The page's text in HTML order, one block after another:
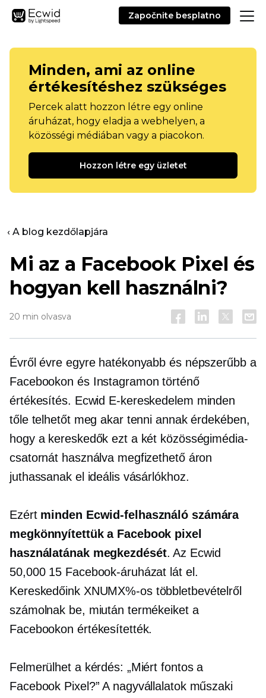
Započnite besplatno
Minden, ami az online
értékesítéshez szükséges
Percek alatt hozzon létre egy online
áruházat, hogy eladja a webhelyen, a
közösségi médiában vagy a piacokon.
Hozzon létre egy üzletet
‹ A blog kezdőlapjára
Mi az a Facebook Pixel és
hogyan kell használni?
20 min olvasva
Évről évre egyre hatékonyabb és népszerűbb a
Facebookon és Instagramon történő
értékesítés. Ecwid E-kereskedelem minden
tőle telhetőt meg akar tenni annak érdekében,
hogy a kereskedők ezt a két közösségimédia-
csatornát használva megfizethető áron
juthassanak el ideális vásárlókhoz.
Ezért minden Ecwid-felhasználó számára
megkönnyítettük a Facebook pixel
használatának megkezdését. Az Ecwid
50,000 15 Facebook-áruházat lát el.
Kereskedőink XNUMX%-os többletbevételről
számolnak be, miután termékeiket a
Facebookon értékesítették.
Felmerülhet a kérdés: „Miért fontos a
Facebook Pixel?” A nagyvállalatok műszaki